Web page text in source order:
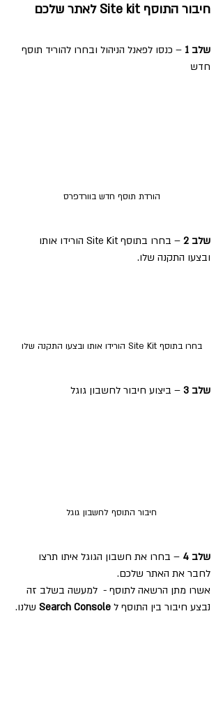
חיבור התוסף Site kit לאתר שלכם
שלב 1
– כנסו לפאנל הניהול ובחרו להוריד תוסף
חדש
הורדת תוסף חדש בוורדפרס
שלב 2
– בחרו בתוסף Site Kit הורידו אותו
ובצעו התקנה שלו.
בחרו בתוסף Site Kit הורידו אותו ובצעו התקנה שלו
שלב 3 – ביצוע חיבור לחשבון גוגל
חיבור התוסף לחשבון גוגל
שלב 4
– בחרו את חשבון הגוגל איתו תרצו
לחבר את האתר שלכם.
אשרו מתן הרשאה לתוסף -  למעשה בשלב זה
נבצע חיבור בין התוסף ל Search Console שלנו.